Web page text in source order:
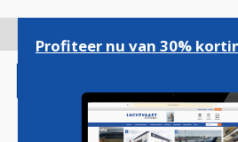
gaan
Profiteer nu van 30%